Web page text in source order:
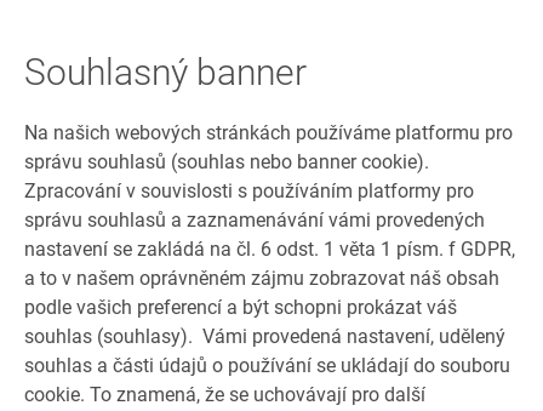
Souhlasný banner
Na našich webových stránkách používáme platformu pro
správu souhlasů (souhlas nebo banner cookie).
Zpracování v souvislosti s používáním platformy pro
správu souhlasů a zaznamenávání vámi provedených
nastavení se zakládá na čl. 6 odst. 1 věta 1 písm. f GDPR,
a to v našem oprávněném zájmu zobrazovat náš obsah
podle vašich preferencí a být schopni prokázat váš
souhlas (souhlasy). Vámi provedená nastavení, udělený
souhlas a části údajů o používání se ukládají do souboru
cookie. To znamená, že se uchovávají pro další